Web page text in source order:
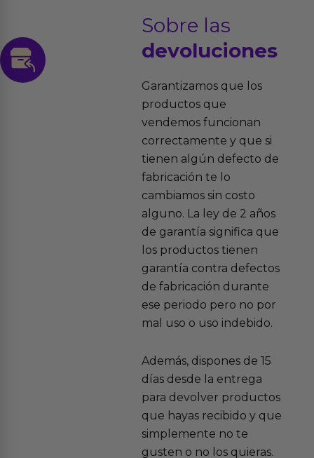
Sobre las
devoluciones
Garantizamos que los
productos que
vendemos funcionan
correctamente y que si
tienen algún defecto de
fabricación te lo
cambiamos sin costo
alguno. La ley de 2 años
de garantía significa que
los productos tienen
garantía contra defectos
de fabricación durante
ese periodo pero no por
mal uso o uso indebido.
Además, dispones de 15
días desde la entrega
para devolver productos
que hayas recibido y que
simplemente no te
gusten o no los quieras.